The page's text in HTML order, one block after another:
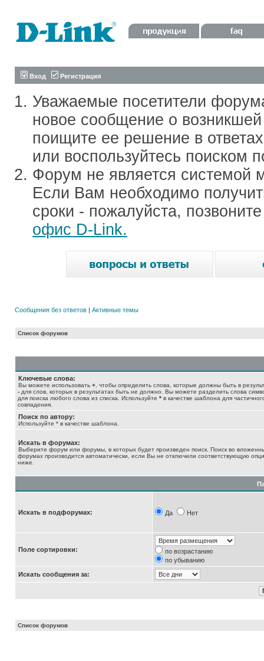
Вход Регистрация
Уважаемые посетители
новое сообщение о
поищите ее решение в
или воспользуйтесь поиском
Форум не является системой
Если Вам необходимо
сроки - пожалуйста,
офис D-Link.
Сообщения без ответов | Активные темы
Список форумов
Ключевые слова:
Вы можете использовать + , чтобы определить слова, которые должны быть в
- для слов, которых в результатах быть не должно. Вы можете разделить слова
для поиска любого слова из списка. Используйте * в качестве шаблона для
совпадения.
Поиск по автору:
Используйте * в качестве шаблона.
Искать в форумах:
Выберите форум или форумы, в которых будет произведен поиск. Поиск во
форумах производится автоматически, если Вы не отключили соответствующую
ниже.
Искать в подфорумах: Да Нет
Поле сортировки:
по возрастанию
по убыванию
Искать сообщения за:
Список форумов